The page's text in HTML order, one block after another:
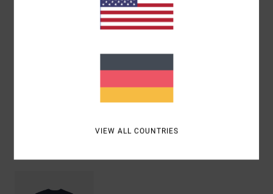
Auf Vorder- Und Rückseite Sind Motive Mit
Chenille-Stickereien Bedruckt.
Zusammensetzung[Hauptstoff] 100 % Bio-Baumwolle
Versand & Rückversand
VIEW ALL COUNTRIES